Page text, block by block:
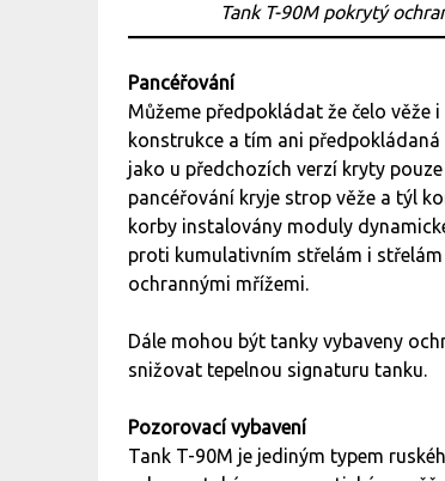
Tank T-90M pokrytý
Pancéřování
Můžeme předpokládat že čelo věže
konstrukce a tím ani
jako u předchozích verzí kryty
pancéřování kryje strop věže a týl
korby instalovány moduly
proti kumulativním střelám i střelám
ochrannými mřížemi.
Dále mohou být tanky vybaveny
snižovat tepelnou signaturu tanku.
Pozorovací vybavení
Tank T-90M je jediným typem